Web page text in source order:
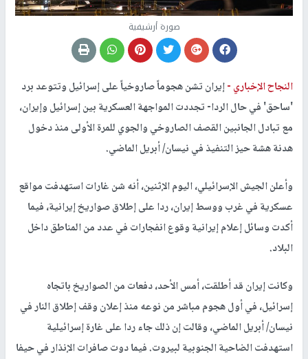
صورة أرشيفية
النجاح الإخباري -إيران تشن هجوماً صاروخياً على إسرائيل وتتوعد برد
'ساحق' في حال الردا- تجددت المواجهة العسكرية بين إسرائيل وإيران،
مع تبادل الجانبين القصف الصاروخي والجوي للمرة الأولى منذ دخول
هدنة هشة حيز التنفيذ في نيسان/ أبريل الماضي.
وأعلن الجيش الإسرائيلي، اليوم الإثنين، أنه شن غارات استهدفت مواقع
عسكرية في غرب ووسط إيران، ردا على إطلاق صواريخ إيرانية، فيما
أكدت وسائل إعلام إيرانية وقوع انفجارات في عدد من المناطق داخل
البلاد.
وكانت إيران قد أطلقت، أمس الأحد، دفعات من الصواريخ باتجاه
إسرائيل، في أول هجوم مباشر من نوعه منذ إعلان وقف إطلاق النار في
نيسان/ أبريل الماضي، وقالت إن ذلك جاء ردا على غارة إسرائيلية
استهدفت الضاحية الجنوبية لبيروت. فيما دوت صافرات الإنذار في حيفا